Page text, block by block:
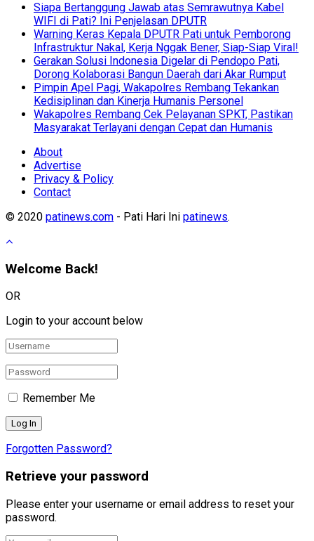
Siapa Bertanggung Jawab atas Semrawutnya Kabel
WIFI di Pati? Ini Penjelasan DPUTR
Warning Keras Kepala DPUTR Pati untuk Pemborong
Infrastruktur Nakal, Kerja Nggak Bener, Siap-Siap Viral!
Gerakan Solusi Indonesia Digelar di Pendopo Pati,
Dorong Kolaborasi Bangun Daerah dari Akar Rumput
Pimpin Apel Pagi, Wakapolres Rembang Tekankan
Kedisiplinan dan Kinerja Humanis Personel
Wakapolres Rembang Cek Pelayanan SPKT, Pastikan
Masyarakat Terlayani dengan Cepat dan Humanis
About
Advertise
Privacy & Policy
Contact
© 2020 patinews.com - Pati Hari Ini patinews.
Welcome Back!
OR
Login to your account below
Remember Me
Forgotten Password?
Retrieve your password
Please enter your username or email address to reset your
password.